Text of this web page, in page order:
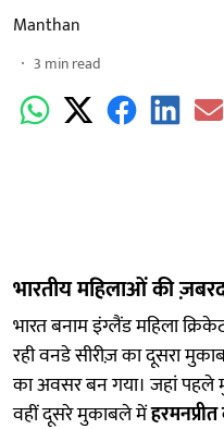
Manthan
3 min read
भारतीय महिलाओं की
भारत बनाम इंग्लैंड महिला
रही वनडे सीरीज़ का दूसरा
का अवसर बन गया। जहां पहले
वहीं दूसरे मुकाबले में